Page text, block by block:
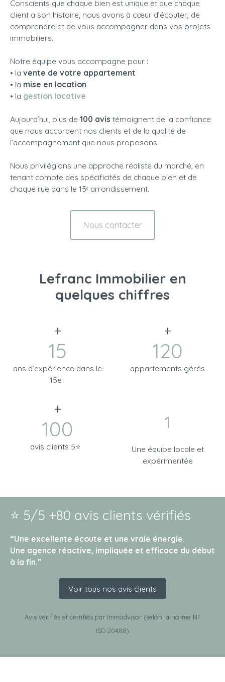
Conscients que chaque bien est unique et que chaque
client a son histoire, nous avons à cœur d’écouter, de
comprendre et de vous accompagner dans vos projets
immobiliers.
Notre équipe vous accompagne pour :
• la vente de votre appartement
• la mise en location
• la gestion locative
Aujourd’hui, plus de 100 avis témoignent de la confiance
que nous accordent nos clients et de la qualité de
l’accompagnement que nous proposons.
Nous privilégions une approche réaliste du marché, en
tenant compte des spécificités de chaque bien et de
chaque rue dans le 15ᵉ arrondissement.
Nous contacter
Lefranc Immobilier en
quelques chiffres
+
15
ans d’expérience dans le
15e
+
120
appartements gérés
+
100
avis clients 5⭐
1
Une équipe locale et
expérimentée
⭐ 5/5 +80 avis clients vérifiés
“Une excellente écoute et une vraie énergie.
Une agence réactive, impliquée et efficace du début
à la fin.”
Voir tous nos avis clients
Avis vérifiés et certifiés par Immodvisor (selon la norme NF
ISO 20488)